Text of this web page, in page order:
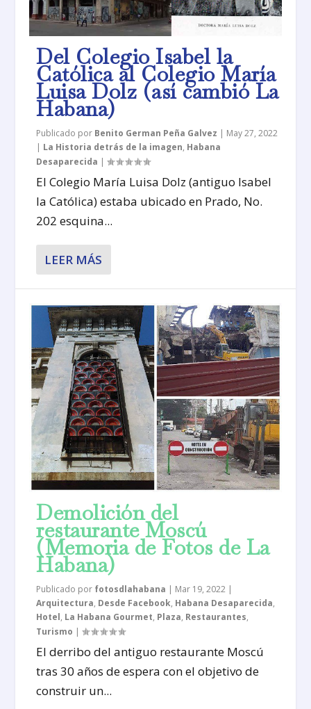
Del Colegio Isabel la
Católica al Colegio María
Luisa Dolz (así cambió La
Habana)
Publicado por Benito German Peña Galvez | May 27, 2022
| La Historia detrás de la imagen, Habana
Desaparecida |
El Colegio María Luisa Dolz (antiguo Isabel
la Católica) estaba ubicado en Prado, No.
202 esquina...
LEER MÁS
Demolición del
restaurante Moscú
(Memoria de Fotos de La
Habana)
Publicado por fotosdlahabana | Mar 19, 2022 |
Arquitectura, Desde Facebook, Habana Desaparecida,
Hotel, La Habana Gourmet, Plaza, Restaurantes,
Turismo |
El derribo del antiguo restaurante Moscú
tras 30 años de espera con el objetivo de
construir un...